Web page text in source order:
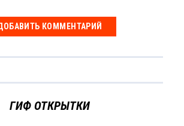
ГИФ ОТКРЫТКИ